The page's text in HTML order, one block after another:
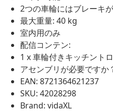
2つの車輪にはブレーキ
最大重量: 40 kg
室内用のみ
配信コンテン:
1 x 車輪付きキッチント
アセンブリが必要ですか
EAN: 8721364621237
SKU: 42028298
Brand: vidaXL